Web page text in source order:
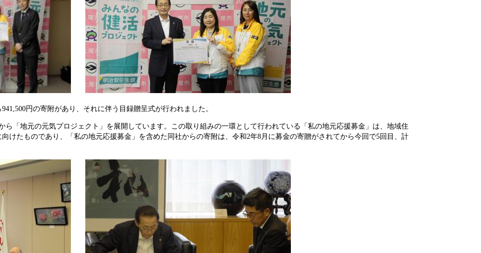
円の寄附があり、それに伴う目録贈呈式が行われました。
「地元の元気プロジェクト」を展開しています。この取り組みの一環として行われている 「私の地元応援募金」は、地域住
けたものであり、「私の地元応援募金」を含めた同社からの寄附は、令和2年8月に募金の寄贈がされてから今回で5回目、計